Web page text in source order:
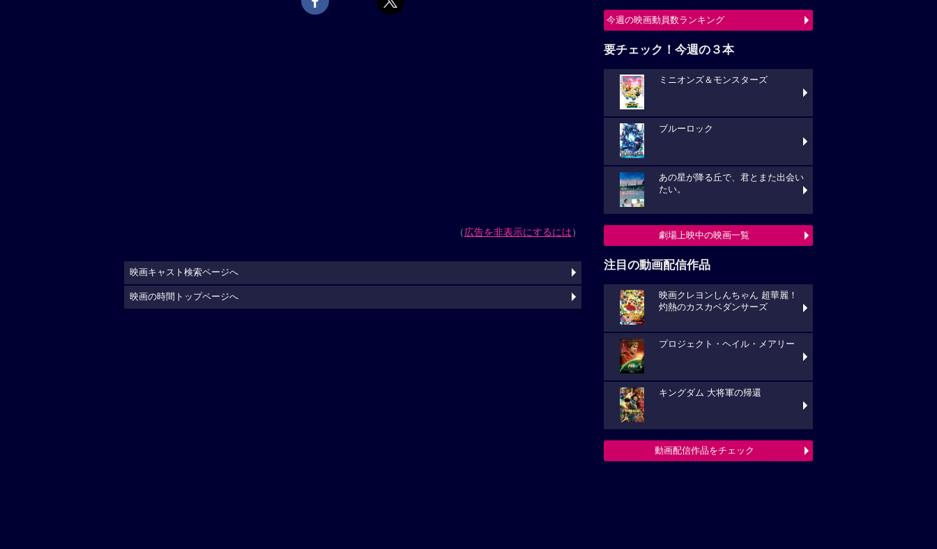
（広告を非表示にするには）
今週の映画動員数ランキング
要チェック！今週の３本
ミニオンズ＆モンスターズ
ブルーロック
あの星が降る丘で、君とまた出会い
たい。
劇場上映中の映画一覧
注目の動画配信作品
映画クレヨンしんちゃん 超華麗！
灼熱のカスカベダンサーズ
プロジェクト・ヘイル・メアリー
キングダム 大将軍の帰還
動画配信作品をチェック
映画キャスト検索ページへ
映画の時間トップページへ